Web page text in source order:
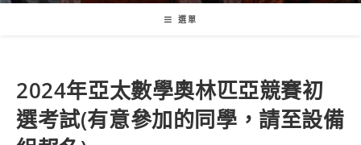
選單
2024年亞太數學奧林匹亞競賽初
選考試(有意參加的同學，請至設備